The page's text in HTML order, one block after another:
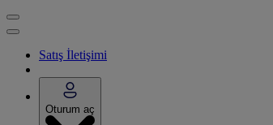
Satış İletişimi
Oturum aç